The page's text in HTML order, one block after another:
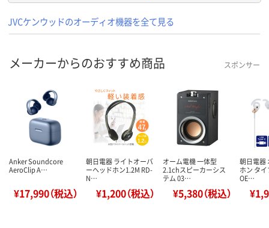
JVCケンウッドのオーディオ機器を全て見る
メーカーからのおすすめ商品 スポンサー
Anker Soundcore
AeroClip A…
¥17,990（税込）
朝日電器 ライトオーバ
ーヘッドホン1.2M RD-
N…
¥1,200（税込）
オーム電機 一体型
2.1chスピーカーシス
テム 03…
¥5,380（税込）
朝日電器
ホン タ
OE…